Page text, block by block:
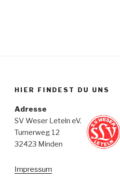
HIER FINDEST DU UNS
Adresse
SV Weser Leteln eV.
Turnerweg 12
32423 Minden
Impressum